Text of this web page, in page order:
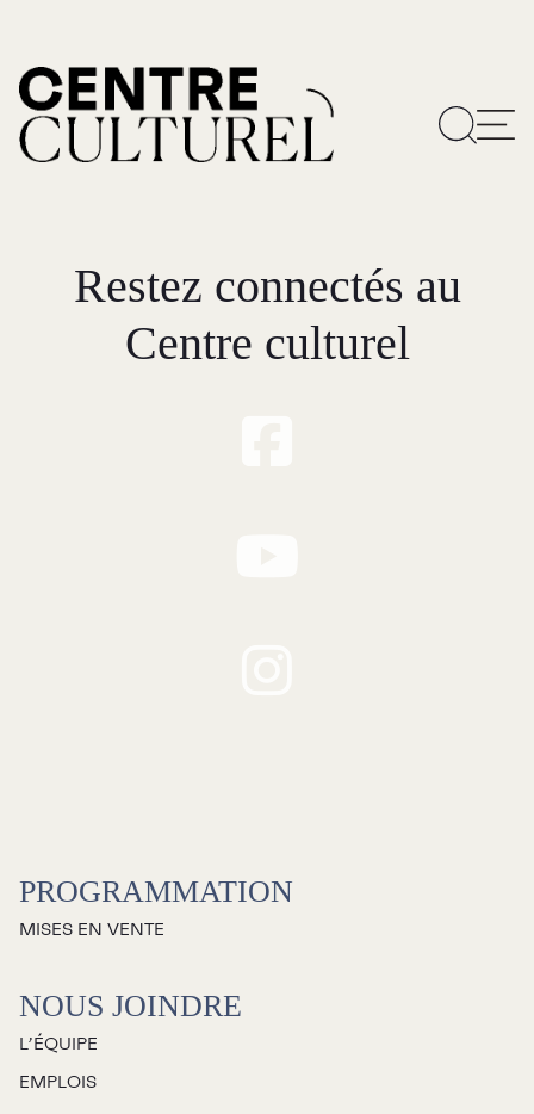
Promotions
Cartes-cadeaux
Restez connectés au
Centre culturel
PROGRAMMATION
MISES EN VENTE
NOUS JOINDRE
L’ÉQUIPE
EMPLOIS